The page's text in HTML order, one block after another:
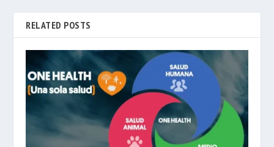
RELATED POSTS